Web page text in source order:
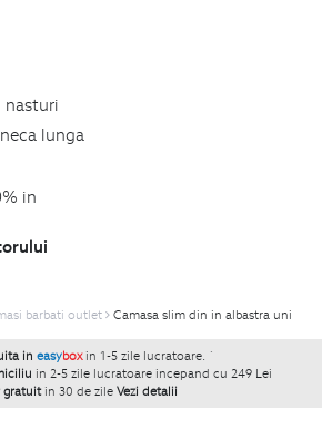
nasturi
lunga
in
barbati outlet Camasa slim din in albastra uni
in easybox in 1-5 zile lucratoare. `
in 2-5 zile lucratoare incepand cu 249 Lei
gratuit in 30 de zile Vezi detalii